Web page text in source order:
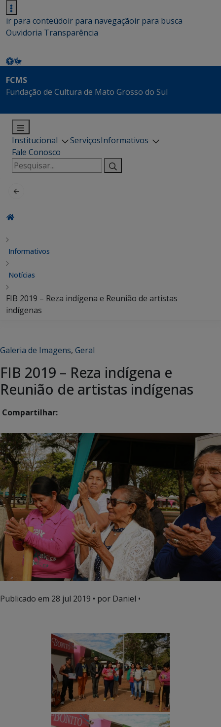
ir para conteúdoir para navegaçãoir para busca
Ouvidoria Transparência
FCMS
Fundação de Cultura de Mato Grosso do Sul
Institucional ServiçosInformativos
Fale Conosco
Pesquisar
por:
Informativos
Notícias
FIB 2019 – Reza indígena e Reunião de artistas
indígenas
Galeria de Imagens, Geral
FIB 2019 – Reza indígena e
Reunião de artistas indígenas
Compartilhar:
Publicado em 28 jul 2019 • por Daniel •